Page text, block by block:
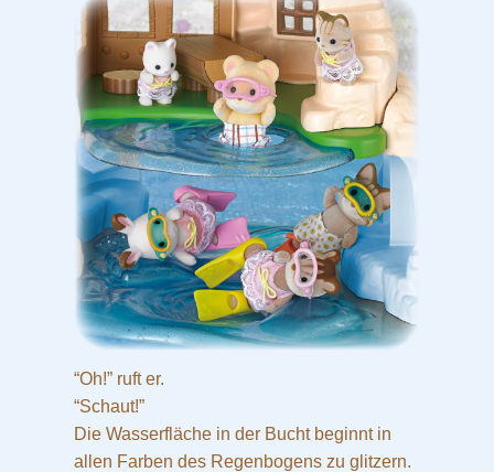
“Oh!” ruft er.
“Schaut!”
Die Wasserfläche in der Bucht beginnt in
allen Farben des Regenbogens zu glitzern.